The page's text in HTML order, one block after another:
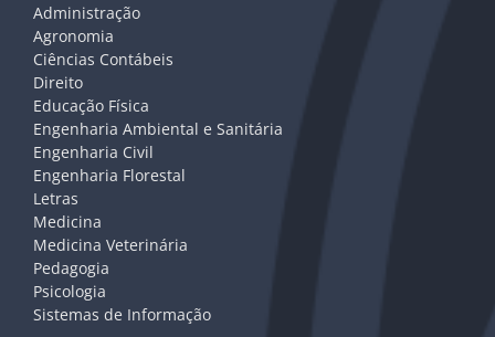
Administração
Agronomia
Ciências Contábeis
Direito
Educação Física
Engenharia Ambiental e Sanitária
Engenharia Civil
Engenharia Florestal
Letras
Medicina
Medicina Veterinária
Pedagogia
Psicologia
Sistemas de Informação